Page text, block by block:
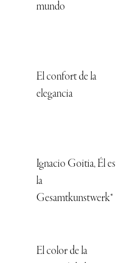
mundo
El confort de la
elegancia
Ignacio Goitia, Él es
la
Gesamtkunstwerk*
El color de la